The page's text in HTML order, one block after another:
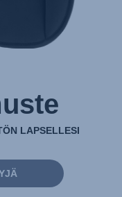
LAPSELLESI